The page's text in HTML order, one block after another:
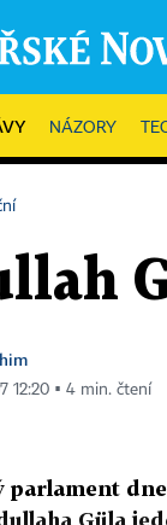
NÁZORY
12:20 ▪ 4 min. čtení
parlament
Güla